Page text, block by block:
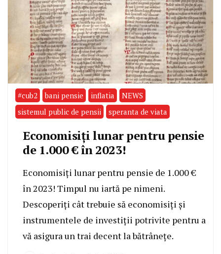
#cub2 bani pensie inflatia
NEWS
sistemul public de pensii
speranta de viata
Economisiți lunar pentru pensie
de 1.000 € în 2023!
Economisiți lunar pentru pensie de 1.000 €
în 2023! Timpul nu iartă pe nimeni.
Descoperiți cât trebuie să economisiți și
instrumentele de investiții potrivite pentru a
vă asigura un trai decent la bătrânețe.